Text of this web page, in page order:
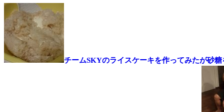
チームSKYのライスケーキを作ってみたが砂